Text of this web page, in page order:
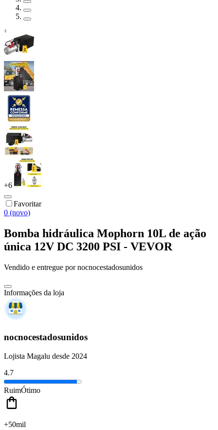
+6
Favoritar
0 (novo)
Bomba hidráulica Mophorn 10L de ação
única 12V DC 3200 PSI - VEVOR
Vendido e entregue por nocnocestadosunidos
Informações da loja
nocnocestadosunidos
Lojista Magalu desde 2024
4.7
RuimÓtimo
+50mil